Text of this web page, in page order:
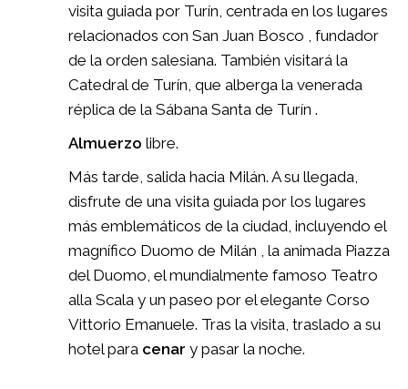
visita guiada por Turín, centrada en los lugares
relacionados con San Juan Bosco , fundador
de la orden salesiana. También visitará la
Catedral de Turín, que alberga la venerada
réplica de la Sábana Santa de Turín .
Almuerzo libre.
Más tarde, salida hacia Milán. A su llegada,
disfrute de una visita guiada por los lugares
más emblemáticos de la ciudad, incluyendo el
magnífico Duomo de Milán , la animada Piazza
del Duomo, el mundialmente famoso Teatro
alla Scala y un paseo por el elegante Corso
Vittorio Emanuele. Tras la visita, traslado a su
hotel para cenar y pasar la noche.